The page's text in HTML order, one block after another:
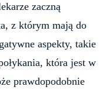
zaczną
z którym mają do
aspekty, takie
która jest w
prawdopodobnie